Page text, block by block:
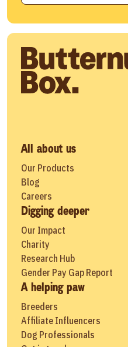
All about us
Our Products
Blog
Careers
Digging deeper
Our Impact
Charity
Research Hub
Gender Pay Gap Report
A helping paw
Breeders
Affiliate Influencers
Dog Professionals